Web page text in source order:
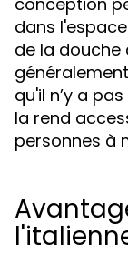
dans
de la douche
qu'il n’y a
la rend
personnes à